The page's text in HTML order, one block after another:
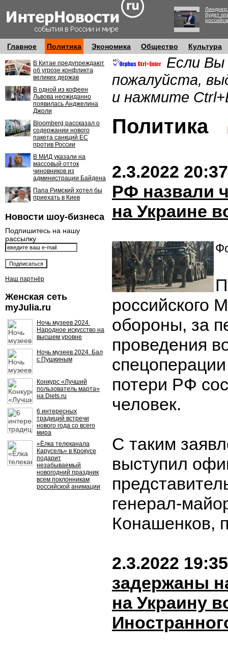
будет
Главное Политика Экономика Общество Культура
В Китае предупреждают
об угрозе конфликта
великих держав
В одной из кофеен
Львова неожиданно
появилась Анджелина
Джоли
Bloomberg рассказал о
содержании нового
пакета санкций ЕС
против России
В МИД указали на
массовый отток
чиновников из
администрации Байдена
Папа Римский хотел бы
приехать в Киев
Новости шоу-бизнеса
Подпишитесь на нашу
рассылку
Наш партнёр
Женская сеть
myJulia.ru
Ночь музеев 2024.
Народное искусство на
высшем уровне
Ночь музеев 2024. Бал
с Пушкиным
Конкурс «Лучший
пользователь марта»
на Diets.ru
6 интересных
традиций встречи
нового года со всего
мира
«Ёлка телеканала
Карусель» в Крокусе
подарит
незабываемый
новогодний праздник
всем поклонникам
российской анимации
Если Вы
пожалуйста,
и нажмите
Политика
2.3.2022 20:37
РФ назвали
на Украине
российского
обороны, за
проведения
потери РФ
человек.
С таким
выступил
генерал-
Конашенков,
2.3.2022 19:35
задержаны
на Украину